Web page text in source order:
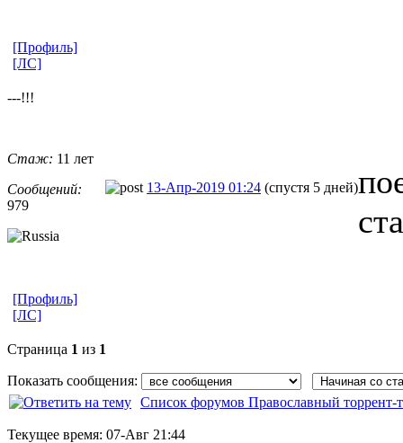
[Профиль]
[ЛС]
---!!!
Стаж: 11 лет
Сообщений:
979
13-Апр-2019 01:24 (спустя 5 дней)
[Профиль]
[ЛС]
Страница 1 из 1
Показать сообщения:
Список форумов Православный торрент-
Текущее время: 07-Авг 21:44